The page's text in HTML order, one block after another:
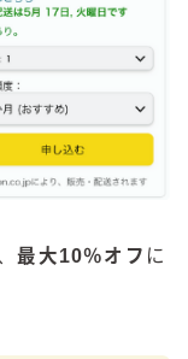
最大10％オフ に